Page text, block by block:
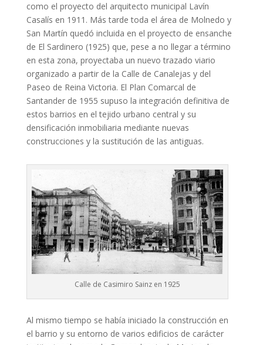
como el proyecto del arquitecto municipal Lavín
Casalís en 1911. Más tarde toda el área de Molnedo y
San Martín quedó incluida en el proyecto de ensanche
de El Sardinero (1925) que, pese a no llegar a término
en esta zona, proyectaba un nuevo trazado viario
organizado a partir de la Calle de Canalejas y del
Paseo de Reina Victoria. El Plan Comarcal de
Santander de 1955 supuso la integración definitiva de
estos barrios en el tejido urbano central y su
densificación inmobiliaria mediante nuevas
construcciones y la sustitución de las antiguas.
Calle de Casimiro Sainz en 1925
Al mismo tiempo se había iniciado la construcción en
el barrio y su entorno de varios edificios de carácter